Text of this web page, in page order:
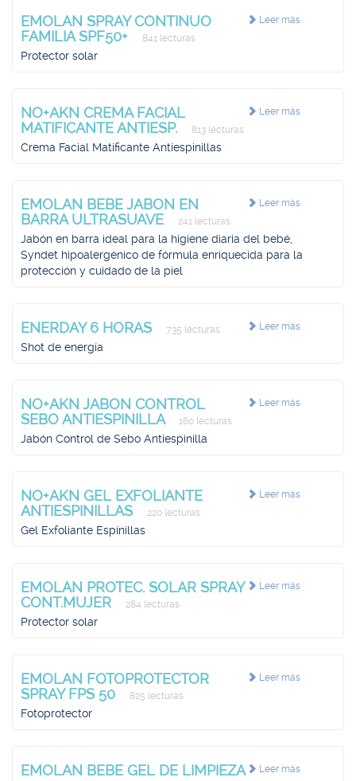
Leer más
EMOLAN SPRAY CONTINUO
FAMILIA SPF50+
841 lecturas
Protector solar
Leer más
NO+AKN CREMA FACIAL
MATIFICANTE ANTIESP.
813 lecturas
Crema Facial Matificante Antiespinillas
Leer más
EMOLAN BEBE JABON EN
BARRA ULTRASUAVE
241 lecturas
Jabón en barra ideal para la higiene diaria del bebé,
Syndet hipoalergénico de fórmula enriquecida para la
protección y cuidado de la piel
Leer más
ENERDAY 6 HORAS 735 lecturas
Shot de energía
Leer más
NO+AKN JABON CONTROL
SEBO ANTIESPINILLA
160 lecturas
Jabón Control de Sebo Antiespinilla
Leer más
NO+AKN GEL EXFOLIANTE
ANTIESPINILLAS
220 lecturas
Gel Exfoliante Espinillas
Leer más
EMOLAN PROTEC. SOLAR SPRAY
CONT.MUJER
284 lecturas
Protector solar
Leer más
EMOLAN FOTOPROTECTOR
SPRAY FPS 50
825 lecturas
Fotoprotector
Leer más
EMOLAN BEBE GEL DE LIMPIEZA